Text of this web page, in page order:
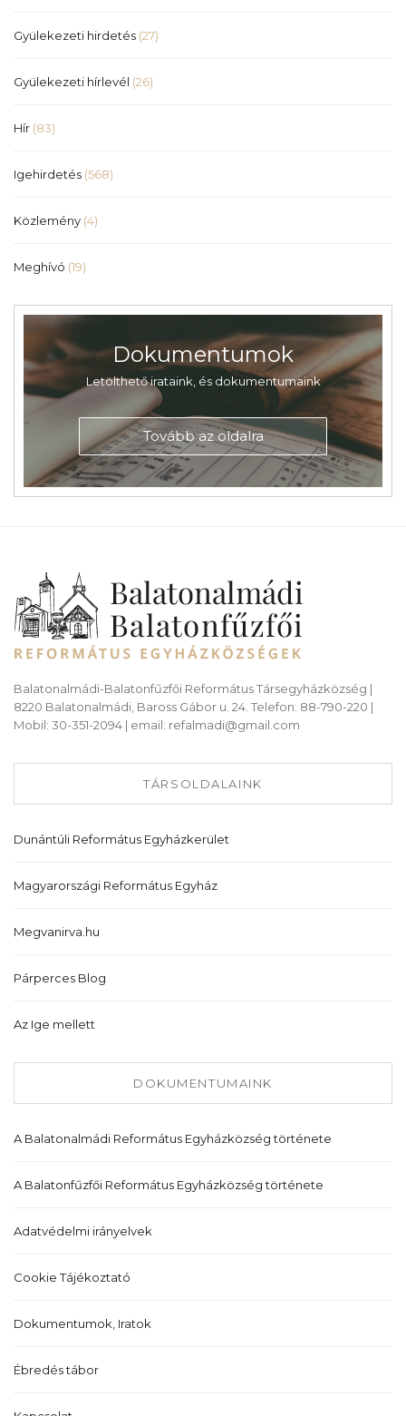
Gyülekezeti hirdetés (27)
Gyülekezeti hírlevél (26)
Hír (83)
Igehirdetés (568)
Közlemény (4)
Meghívó (19)
Dokumentumok
Letölthető irataink, és dokumentumaink
Tovább az oldalra
Balatonalmádi-Balatonfűzfői Református Társegyházközség |
8220 Balatonalmádi, Baross Gábor u. 24. Telefon: 88-790-220 |
Mobil: 30-351-2094 | email: refalmadi@gmail.com
TÁRSOLDALAINK
Dunántúli Református Egyházkerület
Magyarországi Református Egyház
Megvanirva.hu
Párperces Blog
Az Ige mellett
DOKUMENTUMAINK
A Balatonalmádi Református Egyházközség története
A Balatonfűzfői Református Egyházközség története
Adatvédelmi irányelvek
Cookie Tájékoztató
Dokumentumok, Iratok
Ébredés tábor